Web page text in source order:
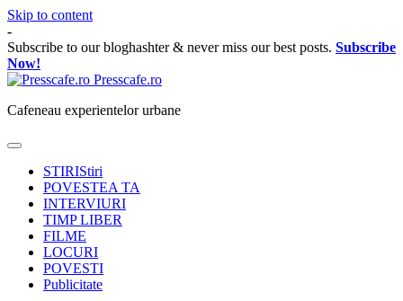
Skip to content
-
Subscribe to our bloghashter & never miss our best posts. Subscribe
Now!
Presscafe.ro
Cafeneau experientelor urbane
STIRIStiri
POVESTEA TA
INTERVIURI
TIMP LIBER
FILME
LOCURI
POVESTI
Publicitate